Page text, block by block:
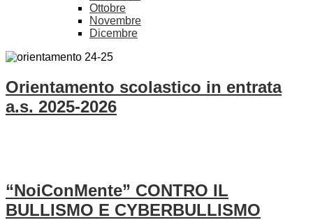
Ottobre
Novembre
Dicembre
Orientamento scolastico in entrata
a.s. 2025-2026
“NoiConMente” CONTRO IL
BULLISMO E CYBERBULLISMO